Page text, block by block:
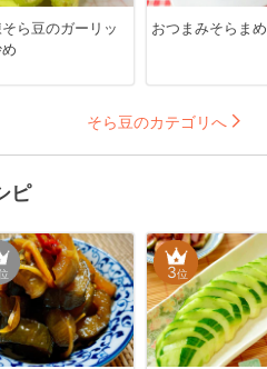
ら豆のガーリッ
おつまみそらま
そら豆のカテゴリへ
ピ
3位